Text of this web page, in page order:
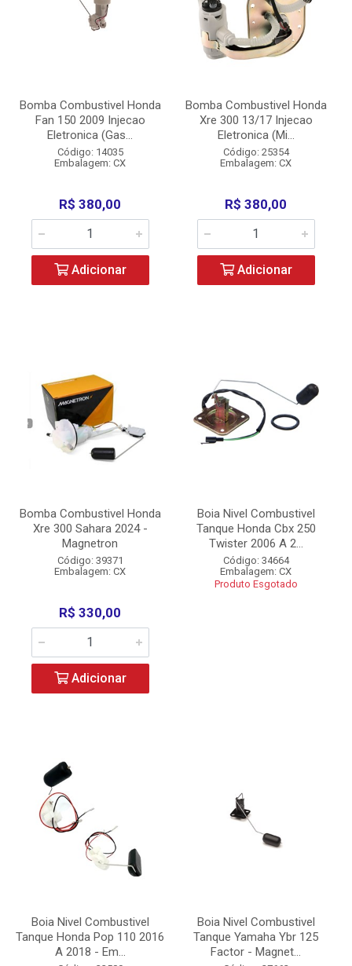
Bomba Combustivel Honda
Fan 150 2009 Injecao
Eletronica (Gas...
Código: 14035
Embalagem: CX
R$ 380,00
Adicionar
Bomba Combustivel Honda
Xre 300 13/17 Injecao
Eletronica (Mi...
Código: 25354
Embalagem: CX
R$ 380,00
Adicionar
Bomba Combustivel Honda
Xre 300 Sahara 2024 -
Magnetron
Código: 39371
Embalagem: CX
R$ 330,00
Adicionar
Boia Nivel Combustivel
Tanque Honda Cbx 250
Twister 2006 A 2...
Código: 34664
Embalagem: CX
Produto Esgotado
Boia Nivel Combustivel
Tanque Honda Pop 110 2016
A 2018 - Em...
Boia Nivel Combustivel
Tanque Yamaha Ybr 125
Factor - Magnet...